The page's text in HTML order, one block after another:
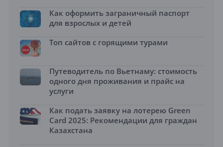
Как оформить заграничный паспорт
для взрослых и детей
Топ сайтов с горящими турами
Путеводитель по Вьетнаму: стоимость
одного дня проживания и прайс на
услуги
Как подать заявку на лотерею Green
Card 2025: Рекомендации для граждан
Казахстана